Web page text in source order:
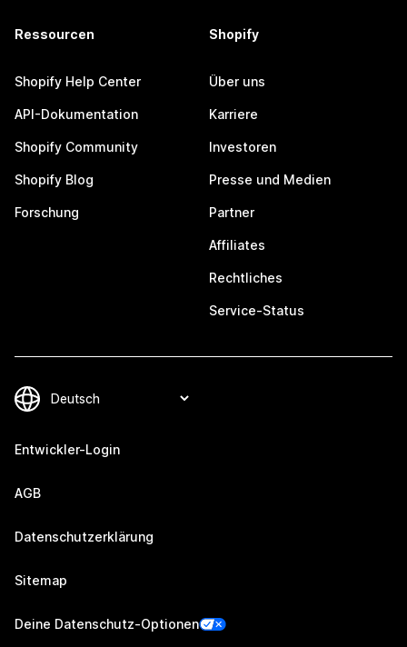
Ressourcen
Shopify Help Center
API-Dokumentation
Shopify Community
Shopify Blog
Forschung
Shopify
Über uns
Karriere
Investoren
Presse und Medien
Partner
Affiliates
Rechtliches
Service-Status
Entwickler-Login
AGB
Datenschutzerklärung
Sitemap
Deine Datenschutz-Optionen